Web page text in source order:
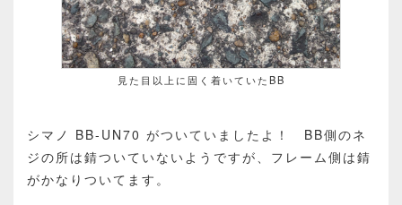
見た目以上に固く着いていたBB
シマノ BB-UN70 がついていましたよ！ BB側のネ
ジの所は錆ついていないようですが、フレーム側は錆
がかなりついてます。